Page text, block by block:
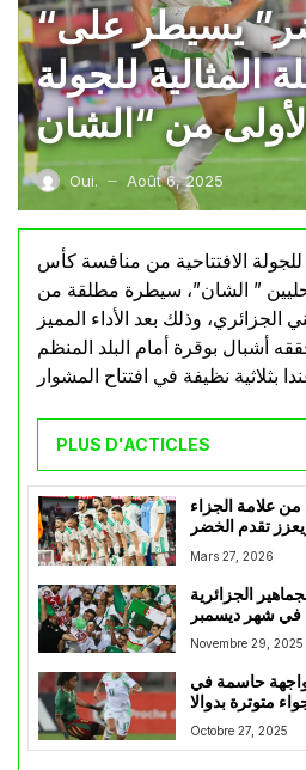
“الخضر” يسيطر على
المثالية للجولة
Oui. — Août 6, 2025
للجولة الافتتاحية من منافسة كأس
” الشان”، سيطرة مطلقة من
الجزائري، وذلك بعد الأداء المميز
أشبال بوقرة أمام البلد المنظم
PLUS D'ACTICLES
علامة الجزاء
تقدم الخضر
Mars 27, 2026
الجزائرية
في شهر ديسمبر
Novembre 29, 2025
حاسمة في
Octobre 27, 2025